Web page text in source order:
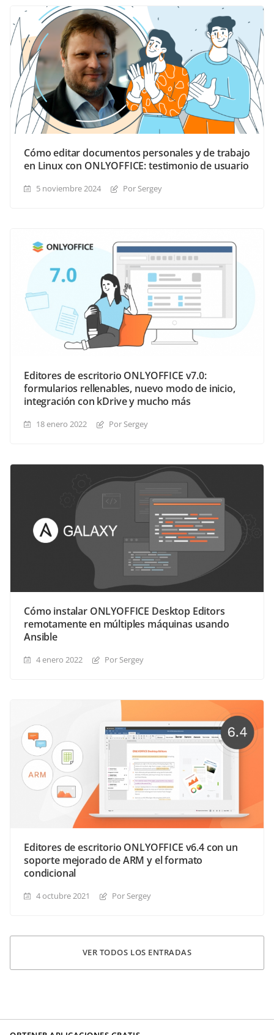
Cómo editar documentos personales y de trabajo
en Linux con ONLYOFFICE: testimonio de usuario
5 noviembre 2024 Por Sergey
Editores de escritorio ONLYOFFICE v7.0:
formularios rellenables, nuevo modo de inicio,
integración con kDrive y mucho más
18 enero 2022 Por Sergey
Cómo instalar ONLYOFFICE Desktop Editors
remotamente en múltiples máquinas usando
Ansible
4 enero 2022 Por Sergey
Editores de escritorio ONLYOFFICE v6.4 con un
soporte mejorado de ARM y el formato
condicional
4 octubre 2021 Por Sergey
VER TODOS LOS ENTRADAS